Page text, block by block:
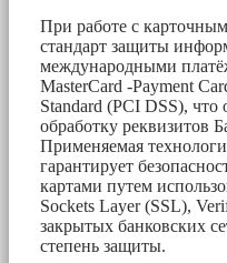
При работе с
стандарт защиты
международными
MasterCard -Payment
Standard (PCI DSS), что
обработку реквизитов
Применяемая
гарантирует
картами путем
Sockets Layer (SSL),
закрытых банковских
степень защиты.